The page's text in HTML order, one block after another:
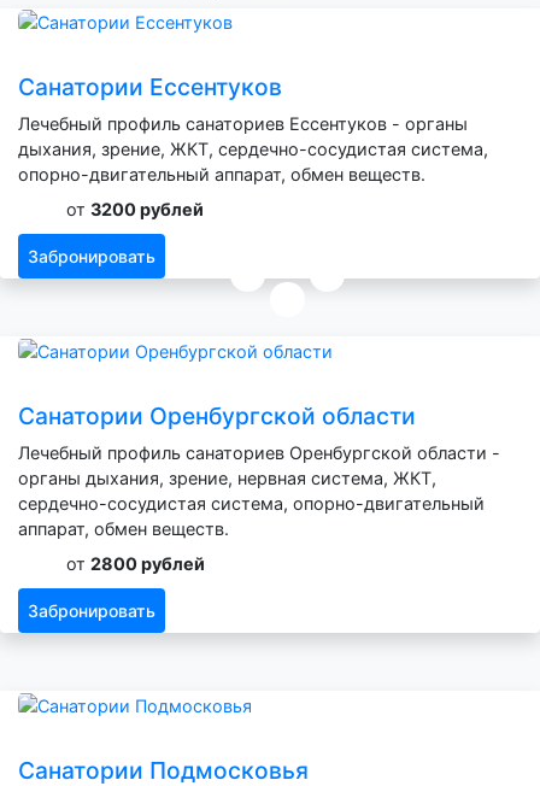
Санатории Ессентуков
Лечебный профиль санаториев Ессентуков - органы
дыхания, зрение, ЖКТ, сердечно-сосудистая система,
опорно-двигательный аппарат, обмен веществ.
от 3200 рублей
Забронировать
Санатории Оренбургской области
Лечебный профиль санаториев Оренбургской области -
органы дыхания, зрение, нервная система, ЖКТ,
сердечно-сосудистая система, опорно-двигательный
аппарат, обмен веществ.
от 2800 рублей
Забронировать
Санатории Подмосковья